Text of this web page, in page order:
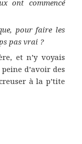
ont commencé
pour faire les
pas vrai ?
et n’y voyais
d’avoir des
à la p’tite